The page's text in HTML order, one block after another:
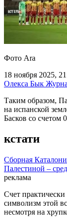
Фото Ara
18 ноября 2025,
Олекса Бык
Таким образом,
на испанской
Басков со счетом
кстати
Сборная
Палестиной –
реклама
Счет
символизм этой
несмотря на